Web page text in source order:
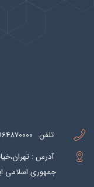
تلفن:
آدرس :
جمهوری اسلامی